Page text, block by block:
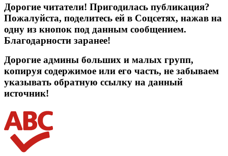
Дорогие читатели! Пригодилась публикация?
Пожалуйста, поделитесь ей в Соцсетях, нажав на
одну из кнопок под данным сообщением.
Благодарности заранее!
Дорогие админы больших и малых групп,
копируя содержимое или его часть, не забываем
указывать обратную ссылку на данный
источник!